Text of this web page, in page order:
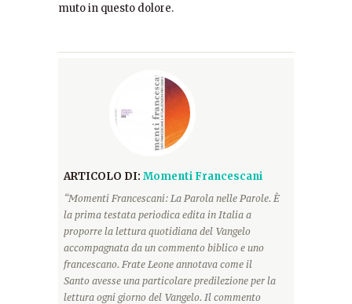
muto in questo dolore.
ARTICOLO DI: Momenti Francescani
“Momenti Francescani: La Parola nelle Parole. È
la prima testata periodica edita in Italia a
proporre la lettura quotidiana del Vangelo
accompagnata da un commento biblico e uno
francescano. Frate Leone annotava come il
Santo avesse una particolare predilezione per la
lettura ogni giorno del Vangelo. Il commento